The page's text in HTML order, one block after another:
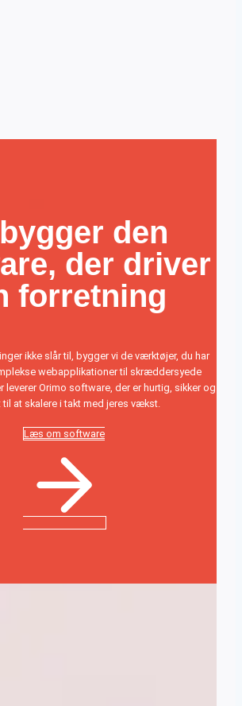
den
der driver
forretning
ikke slår til, bygger vi de værktøjer, du har
webapplikationer til skræddersyede
leverer Orimo software, der er hurtig, sikker og
til at skalere i takt med jeres vækst.
Læs om software